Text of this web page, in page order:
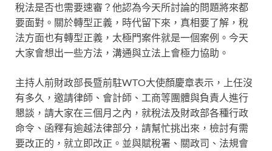
稅法是否也需要速審？他認為今天所討論的問題將來都
要面對。關於轉型正義，時代留下來，真相要了解，稅
法方面也有轉型正義，太極門案件就是一個案例。今天
大家會想出一些方法，溝通與立法上會極力協助。
主持人前財政部長暨前駐WTO大使顏慶章表示，上任沒
有多久，邀請律師、會計師、工商等團體與負責人進行
懇談，請大家在三個月之內，就稅法及財政部各種行政
命令、函釋有逾越法律部分，請幫忙挑出來，檢討有需
要改正的，就立即改正。並與賦稅署、關政司、法規會